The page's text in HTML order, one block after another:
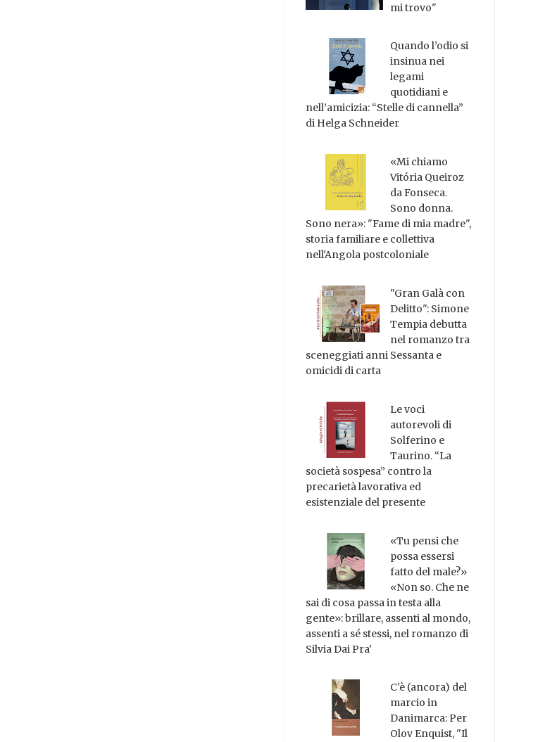
mi trovo"
Quando l’odio si
insinua nei
legami
quotidiani e
nell’amicizia: “Stelle di cannella”
di Helga Schneider
«Mi chiamo
Vitória Queiroz
da Fonseca.
Sono donna.
Sono nera»: "Fame di mia madre",
storia familiare e collettiva
nell'Angola postcoloniale
"Gran Galà con
Delitto": Simone
Tempia debutta
nel romanzo tra
sceneggiati anni Sessanta e
omicidi di carta
Le voci
autorevoli di
Solferino e
Taurino. “La
società sospesa” contro la
precarietà lavorativa ed
esistenziale del presente
«Tu pensi che
possa essersi
fatto del male?»
«Non so. Che ne
sai di cosa passa in testa alla
gente»: brillare, assenti al mondo,
assenti a sé stessi, nel romanzo di
Silvia Dai Pra'
C'è (ancora) del
marcio in
Danimarca: Per
Olov Enquist, "Il